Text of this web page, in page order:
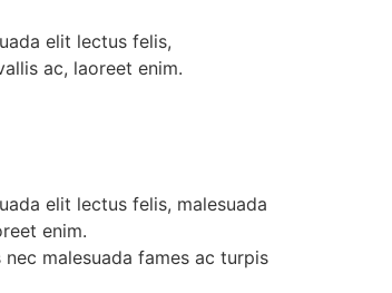
elit lectus felis,
ac, laoreet enim.
elit lectus felis, malesuada
enim.
malesuada fames ac turpis